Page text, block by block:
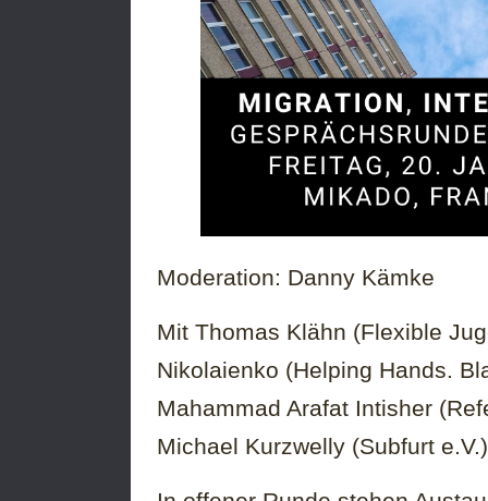
Moderation: Danny Kämke
Mit Thomas Klähn (Flexible
Nikolaienko (Helping Hands.
Mahammad Arafat Intisher
Michael Kurzwelly (Subfurt